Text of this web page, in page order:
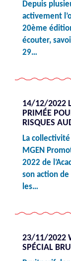
Depuis
activement
20ème
écouter,
29…
14/12/2022
PRIMÉE
RISQUES
La
MGEN
2022 de
son action
les…
23/11/2022
SPÉCIAL